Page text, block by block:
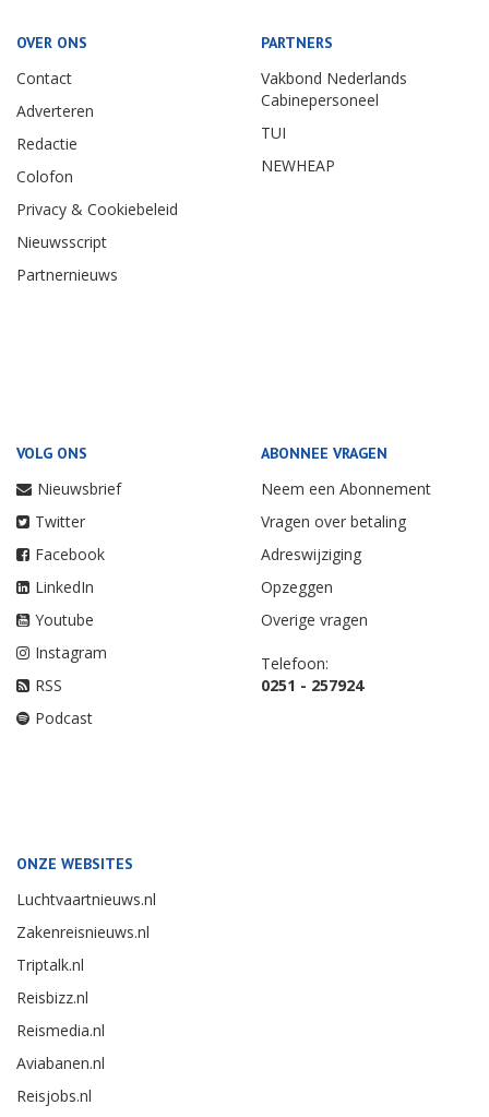
OVER ONS
Contact
Adverteren
Redactie
Colofon
Privacy & Cookiebeleid
Nieuwsscript
Partnernieuws
PARTNERS
Vakbond Nederlands
Cabinepersoneel
TUI
NEWHEAP
VOLG ONS
Nieuwsbrief
Twitter
Facebook
LinkedIn
Youtube
Instagram
RSS
Podcast
ABONNEE VRAGEN
Neem een Abonnement
Vragen over betaling
Adreswijziging
Opzeggen
Overige vragen
Telefoon:
0251 - 257924
ONZE WEBSITES
Luchtvaartnieuws.nl
Zakenreisnieuws.nl
Triptalk.nl
Reisbizz.nl
Reismedia.nl
Aviabanen.nl
Reisjobs.nl